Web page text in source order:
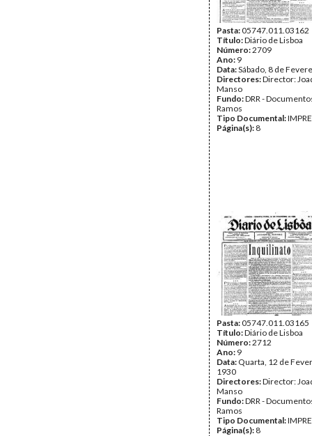
Pasta:05747.011.03162
Título:Diário de Lisboa
Número:2709
Ano: 9
Data:Sábado, 8 de
Directores:Director:
Manso
Fundo:DRR -
Ramos
Tipo Documental:
Página(s): 8
Pasta:05747.011.03165
Título:Diário de Lisboa
Número:2712
Ano: 9
Data: Quarta, 12 de
1930
Directores:Director:
Manso
Fundo:DRR -
Ramos
Tipo Documental:
Página(s): 8